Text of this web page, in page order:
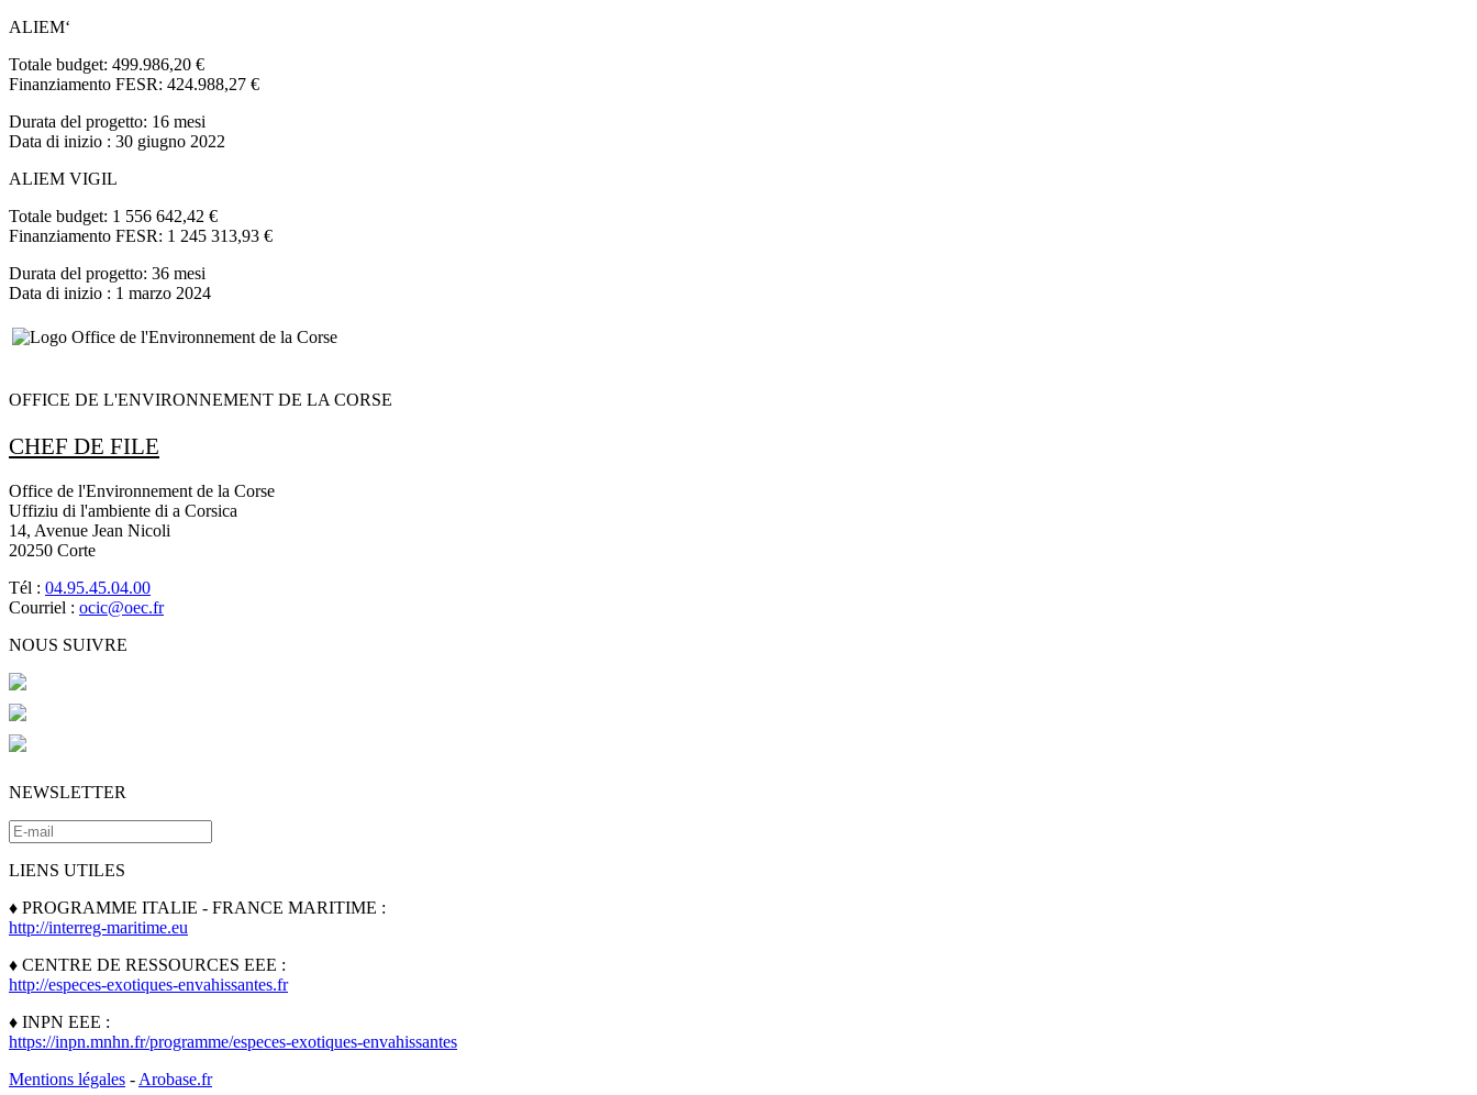
ALIEM‘
Totale budget: 499.986,20 €
Finanziamento FESR: 424.988,27 €
Durata del progetto: 16 mesi
Data di inizio : 30 giugno 2022
ALIEM VIGIL
Totale budget: 1 556 642,42 €
Finanziamento FESR: 1 245 313,93 €
Durata del progetto: 36 mesi
Data di inizio : 1 marzo 2024
OFFICE DE L'ENVIRONNEMENT DE LA CORSE
CHEF DE FILE
Office de l'Environnement de la Corse
Uffiziu di l'ambiente di a Corsica
14, Avenue Jean Nicoli
20250 Corte
Tél : 04.95.45.04.00
Courriel : ocic@oec.fr
NOUS SUIVRE
NEWSLETTER
LIENS UTILES
♦ PROGRAMME ITALIE - FRANCE MARITIME :
http://interreg-maritime.eu
♦ CENTRE DE RESSOURCES EEE :
http://especes-exotiques-envahissantes.fr
♦ INPN EEE :
https://inpn.mnhn.fr/programme/especes-exotiques-envahissantes
Mentions légales -Arobase.fr